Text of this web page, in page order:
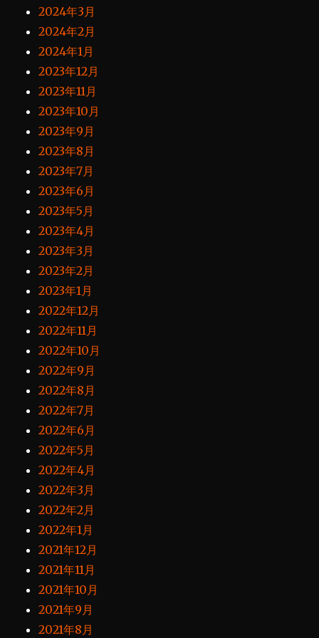
2024年3月
2024年2月
2024年1月
2023年12月
2023年11月
2023年10月
2023年9月
2023年8月
2023年7月
2023年6月
2023年5月
2023年4月
2023年3月
2023年2月
2023年1月
2022年12月
2022年11月
2022年10月
2022年9月
2022年8月
2022年7月
2022年6月
2022年5月
2022年4月
2022年3月
2022年2月
2022年1月
2021年12月
2021年11月
2021年10月
2021年9月
2021年8月